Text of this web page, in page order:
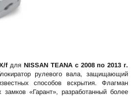
fдляNISSAN TEANA c 2008 по 2013 г.
рулевого вала, защищающий
способов вскрытия. Флагман
замков «Гарант», разработанный более